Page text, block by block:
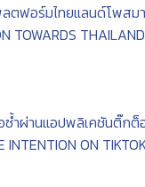
ตฟอร์มไทยแลนด์โพสม
TOWARDS
ซ้ำผ่านแอปพลิเคชันติ๊กต็
INTENTION ON